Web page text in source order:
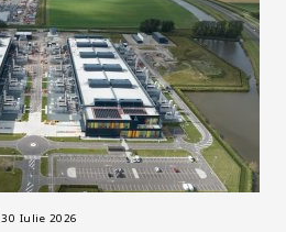
30 Iulie 2026